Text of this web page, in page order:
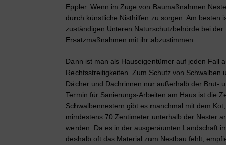
Eppler. Wenn im Zuge von Baumaßnahmen
durch künstliche Nisthilfen zu sorgen. Am besten
zuständigen Unteren Naturschutzbehörde bei
Ersatzmaßnahmen mit ihr abzustimmen.
Dann ist man als Hauseigentümer auf jeden Fall
Rechtsstreitigkeiten. Zum Schutz von Schwalben
Dächer und Dachrinnen nur außerhalb der Brut-
Termin für Sanierungs-Arbeiten am Haus ist die
Schwalbennestern gibt es manchmal mit dem
mindestens 70 Zentimeter unterhalb der Nester
werden. Da es in der ausgeräumten Landschaft
deshalb oft das Material zum Nestbau fehlt,